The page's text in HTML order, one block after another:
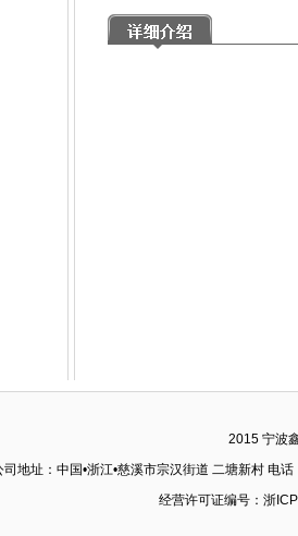
2015 宁波
司地址：中国•浙江•慈溪市宗汉街道 二塘新村
经营许可证编号：浙